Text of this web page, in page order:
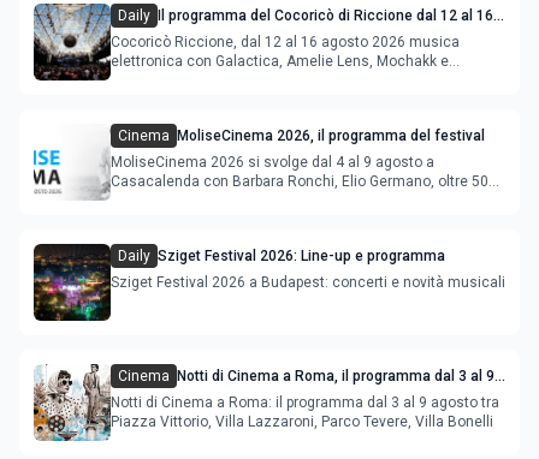
Daily
Il programma del Cocoricò di Riccione dal 12 al 16
agosto 2026
Cocoricò Riccione, dal 12 al 16 agosto 2026 musica
elettronica con Galactica, Amelie Lens, Mochakk e
Cinema
MoliseCinema 2026, il programma del festival
MoliseCinema 2026 si svolge dal 4 al 9 agosto a
Casacalenda con Barbara Ronchi, Elio Germano, oltre 50
Daily Sziget Festival 2026: Line-up e programma
Sziget Festival 2026 a Budapest: concerti e novità musicali
Cinema
Notti di Cinema a Roma, il programma dal 3 al 9
agosto
Notti di Cinema a Roma: il programma dal 3 al 9 agosto tra
Piazza Vittorio, Villa Lazzaroni, Parco Tevere, Villa Bonelli